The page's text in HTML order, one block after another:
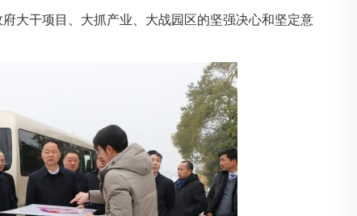
大干项目、大抓产业、大战园区的坚强决心和坚定意